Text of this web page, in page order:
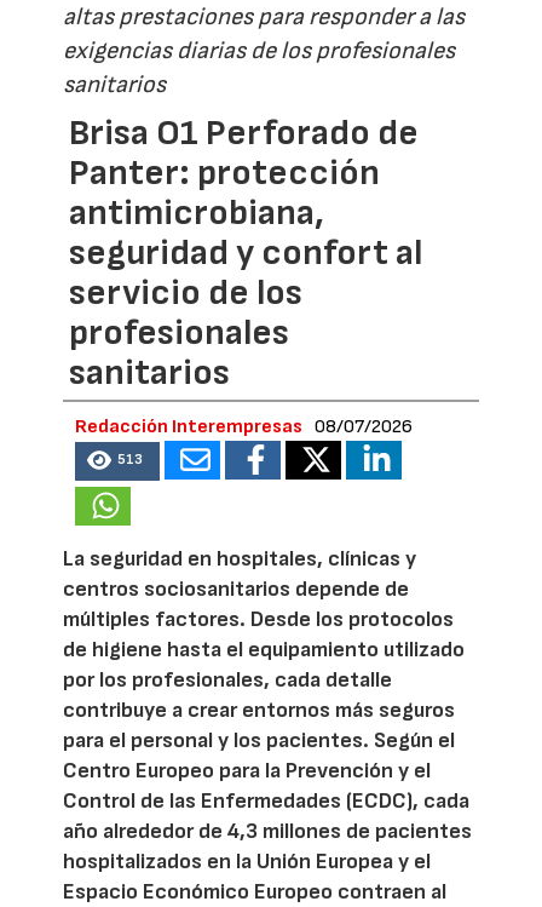
altas prestaciones para responder a las
exigencias diarias de los profesionales
sanitarios
Brisa O1 Perforado de
Panter: protección
antimicrobiana,
seguridad y confort al
servicio de los
profesionales
sanitarios
Redacción Interempresas 08/07/2026
513
La seguridad en hospitales, clínicas y
centros sociosanitarios depende de
múltiples factores. Desde los protocolos
de higiene hasta el equipamiento utilizado
por los profesionales, cada detalle
contribuye a crear entornos más seguros
para el personal y los pacientes. Según el
Centro Europeo para la Prevención y el
Control de las Enfermedades (ECDC), cada
año alrededor de 4,3 millones de pacientes
hospitalizados en la Unión Europea y el
Espacio Económico Europeo contraen al